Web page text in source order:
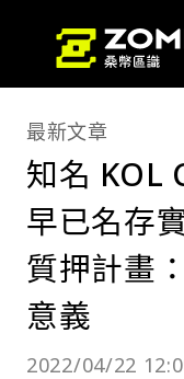
最新文章
知名 KOL
早已名存
質押計畫
意義
2022/04/22